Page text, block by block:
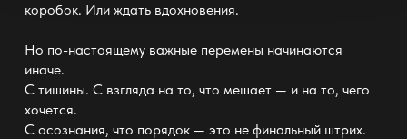
коробок. Или ждать вдохновения.
Но по-настоящему важные перемены начинаются
иначе.
С тишины. С взгляда на то, что мешает — и на то, чего
хочется.
С осознания, что порядок — это не финальный штрих.